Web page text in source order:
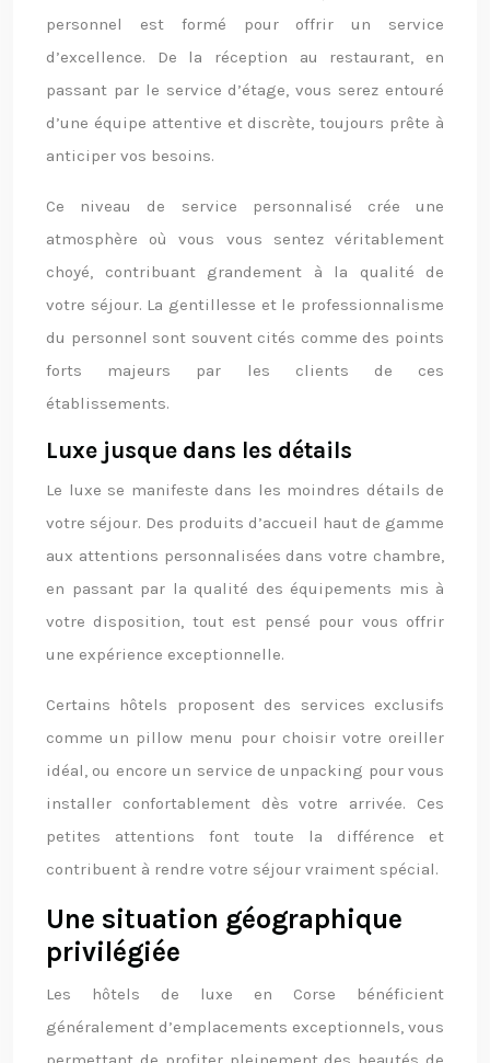
personnel est formé pour offrir un service
d’excellence. De la réception au restaurant, en
passant par le service d’étage, vous serez entouré
d’une équipe attentive et discrète, toujours prête à
anticiper vos besoins.
Ce niveau de service personnalisé crée une
atmosphère où vous vous sentez véritablement
choyé, contribuant grandement à la qualité de
votre séjour. La gentillesse et le professionnalisme
du personnel sont souvent cités comme des points
forts majeurs par les clients de ces
établissements.
Luxe jusque dans les détails
Le luxe se manifeste dans les moindres détails de
votre séjour. Des produits d’accueil haut de gamme
aux attentions personnalisées dans votre chambre,
en passant par la qualité des équipements mis à
votre disposition, tout est pensé pour vous offrir
une expérience exceptionnelle.
Certains hôtels proposent des services exclusifs
comme un pillow menu pour choisir votre oreiller
idéal, ou encore un service de unpacking pour vous
installer confortablement dès votre arrivée. Ces
petites attentions font toute la différence et
contribuent à rendre votre séjour vraiment spécial.
Une situation géographique
privilégiée
Les hôtels de luxe en Corse bénéficient
généralement d’emplacements exceptionnels, vous